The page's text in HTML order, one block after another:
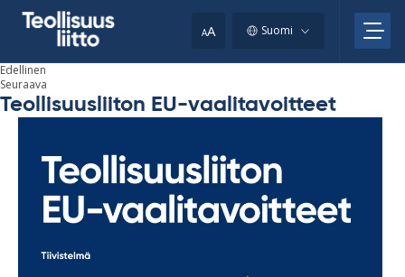
AA Suomi
Edellinen
Seuraava
Teollisuusliiton EU-vaalitavoitteet
clipboard.)